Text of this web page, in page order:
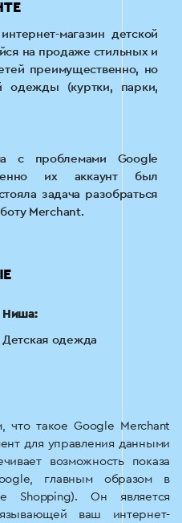
магазин детской
на продаже стильных и
преимущественно, но
одежды (куртки, парки,
с проблемами Google
их аккаунт был
задача разобраться
Merchant.
Ниша:
Детская одежда
что такое Google Merchant
для управления данными
возможность показа
главным образом в
Shopping). Он является
ваш интернет-